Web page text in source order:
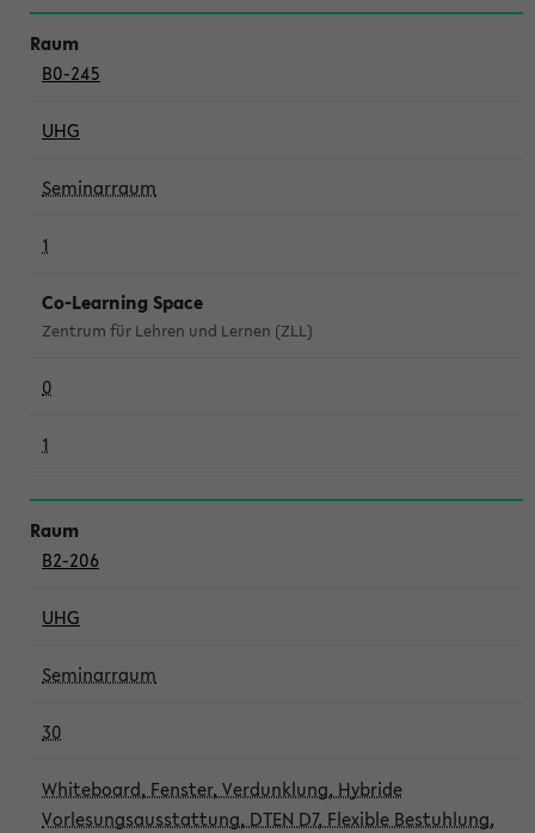
B0-245
UHG
Seminarraum
1
Co-Learning Space
Zentrum für Lehren und Lernen (ZLL)
0
1
B2-206
UHG
Seminarraum
30
Whiteboard, Fenster, Verdunklung, Hybride
Vorlesungsausstattung, DTEN D7, Flexible Bestuhlung,